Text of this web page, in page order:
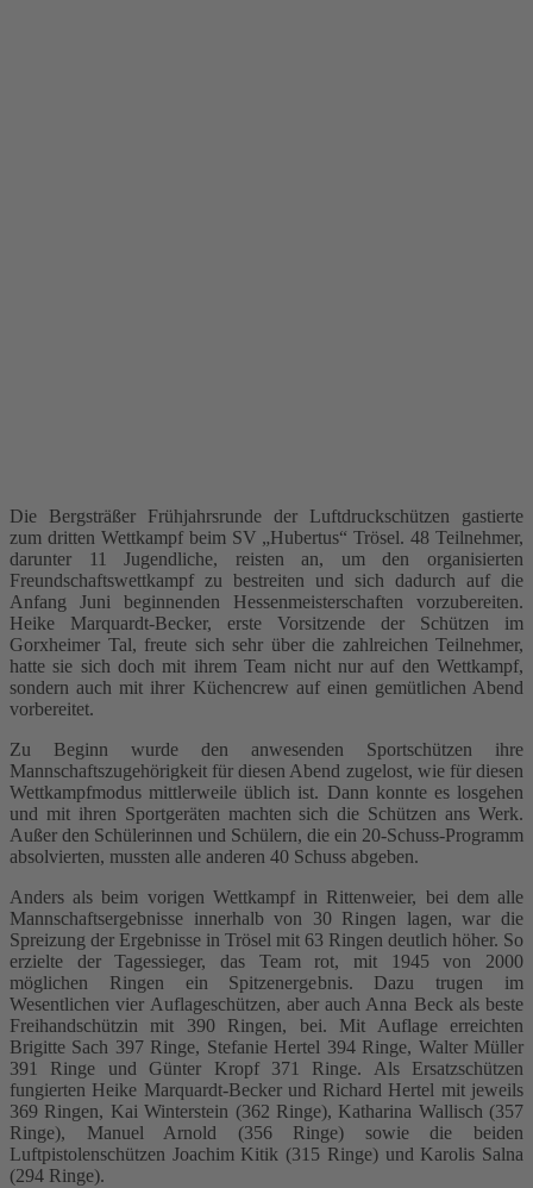
Die Bergsträßer Frühjahrsrunde der Luftdruckschützen gastierte
zum dritten Wettkampf beim SV „Hubertus“ Trösel. 48 Teilnehmer,
darunter 11 Jugendliche, reisten an, um den organisierten
Freundschaftswettkampf zu bestreiten und sich dadurch auf die
Anfang Juni beginnenden Hessenmeisterschaften vorzubereiten.
Heike Marquardt-Becker, erste Vorsitzende der Schützen im
Gorxheimer Tal, freute sich sehr über die zahlreichen Teilnehmer,
hatte sie sich doch mit ihrem Team nicht nur auf den Wettkampf,
sondern auch mit ihrer Küchencrew auf einen gemütlichen Abend
vorbereitet.
Zu Beginn wurde den anwesenden Sportschützen ihre
Mannschaftszugehörigkeit für diesen Abend zugelost, wie für diesen
Wettkampfmodus mittlerweile üblich ist. Dann konnte es losgehen
und mit ihren Sportgeräten machten sich die Schützen ans Werk.
Außer den Schülerinnen und Schülern, die ein 20-Schuss-Programm
absolvierten, mussten alle anderen 40 Schuss abgeben.
Anders als beim vorigen Wettkampf in Rittenweier, bei dem alle
Mannschaftsergebnisse innerhalb von 30 Ringen lagen, war die
Spreizung der Ergebnisse in Trösel mit 63 Ringen deutlich höher. So
erzielte der Tagessieger, das Team rot, mit 1945 von 2000
möglichen Ringen ein Spitzenergebnis. Dazu trugen im
Wesentlichen vier Auflageschützen, aber auch Anna Beck als beste
Freihandschützin mit 390 Ringen, bei. Mit Auflage erreichten
Brigitte Sach 397 Ringe, Stefanie Hertel 394 Ringe, Walter Müller
391 Ringe und Günter Kropf 371 Ringe. Als Ersatzschützen
fungierten Heike Marquardt-Becker und Richard Hertel mit jeweils
369 Ringen, Kai Winterstein (362 Ringe), Katharina Wallisch (357
Ringe), Manuel Arnold (356 Ringe) sowie die beiden
Luftpistolenschützen Joachim Kitik (315 Ringe) und Karolis Salna
(294 Ringe).